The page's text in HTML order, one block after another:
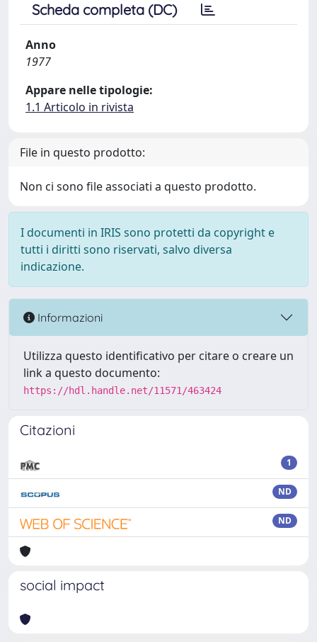
Scheda completa (DC)
Anno
1977
Appare nelle tipologie:
1.1 Articolo in rivista
File in questo prodotto:
Non ci sono file associati a questo prodotto.
I documenti in IRIS sono protetti da copyright e
tutti i diritti sono riservati, salvo diversa
indicazione.
Informazioni
Utilizza questo identificativo per citare o creare un
link a questo documento:
https://hdl.handle.net/11571/463424
Citazioni
1
ND
ND
social impact